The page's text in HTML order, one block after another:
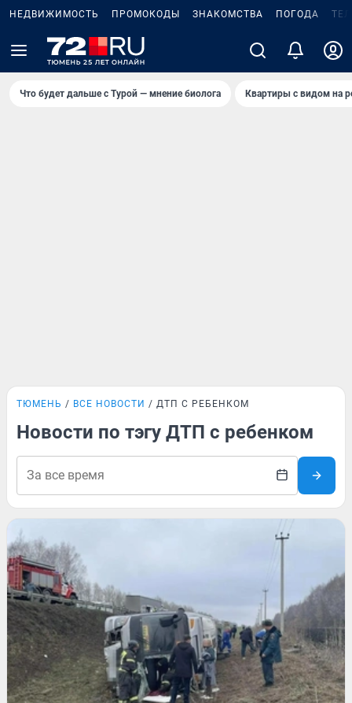
НЕДВИЖИМОСТЬ ПРОМОКОДЫ ЗНАКОМСТВА ПОГОДА
Что будет дальше с Турой — мнение биолога Квартиры с видом на
ТЮМЕНЬ ВСЕ НОВОСТИ ДТП С РЕБЕНКОМ
Новости по тэгу ДТП с ребенком